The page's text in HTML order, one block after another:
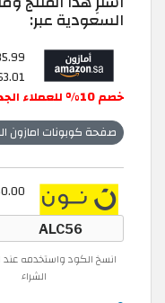
السعودية عبر:
335.99
63.01 ريال
خصم 10% للعملاء الجدد
صفحة كوبونات امازون
انسخ الكود واستخدمه عند
الشراء